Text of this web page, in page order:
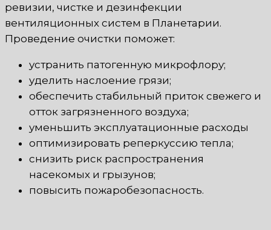
ревизии, чистке и дезинфекции
вентиляционных систем в Планетарии.
Проведение очистки поможет:
устранить патогенную микрофлору;
уделить наслоение грязи;
обеспечить стабильный приток свежего и
отток загрязненного воздуха;
уменьшить эксплуатационные расходы
оптимизировать реперкуссию тепла;
снизить риск распространения
насекомых и грызунов;
повысить пожаробезопасность.